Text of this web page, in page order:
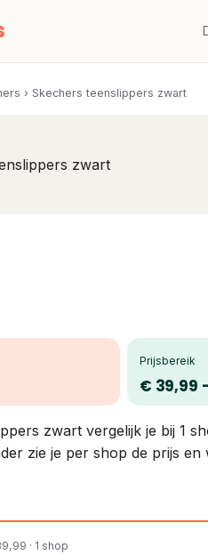
› Skechers teenslippers zwart
Prijsbereik
€ 39,99
zwart vergelijk je bij 1
zie je per shop de prijs
· 1 shop